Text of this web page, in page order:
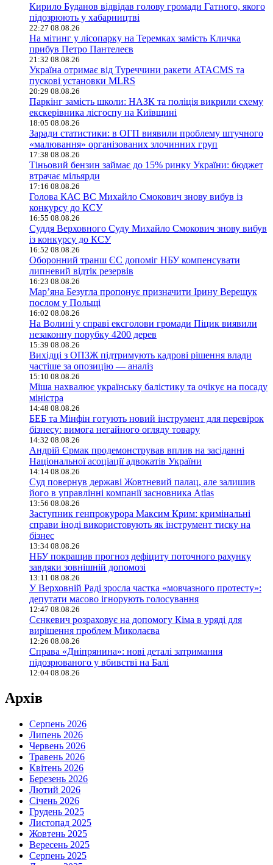
Кирило Буданов відвідав голову громади Гатного, якого
підозрюють у хабарництві
22:27 08.08.26
На мітинг у лісопарку на Теремках замість Кличка
прибув Петро Пантелеєв
21:32 08.08.26
Україна отримає від Туреччини ракети ATACMS та
пускові установки MLRS
20:29 08.08.26
Паркінг замість школи: НАЗК та поліція викрили схему
екскерівника лісгоспу на Київщині
18:05 08.08.26
Заради статистики: в ОГП виявили проблему штучного
«малювання» організованих злочинних груп
17:38 08.08.26
Тіньовий бензин займає до 15% ринку України: бюджет
втрачає мільярди
17:16 08.08.26
Голова КАС ВС Михайло Смокович знову вибув із
конкурсу до КСУ
16:55 08.08.26
Суддя Верховного Суду Михайло Смокович знову вибув
із конкурсу до КСУ
16:52 08.08.26
Оборонний транш ЄС допоміг НБУ компенсувати
липневий відтік резервів
16:23 08.08.26
Мар’яна Безугла пропонує призначити Ірину Верещук
послом у Польщі
16:02 08.08.26
На Волині у справі ексголови громади Піцик виявили
незаконну порубку 4200 дерев
15:39 08.08.26
Вихідці з ОПЗЖ підтримують кадрові рішення влади
частіше за опозицію — аналіз
15:10 08.08.26
Міша нахвалює українську балістику та очікує на посаду
міністра
14:48 08.08.26
БЕБ та Мінфін готують новий інструмент для перевірок
бізнесу: вимога негайного огляду товару
14:32 08.08.26
Андрій Єрмак продемонстрував вплив на засіданні
Національної асоціації адвокатів України
14:14 08.08.26
Суд повернув державі Жовтневий палац, але залишив
його в управлінні компанії засновника Atlas
13:56 08.08.26
Заступник генпрокурора Максим Крим: кримінальні
справи іноді використовують як інструмент тиску на
бізнес
13:34 08.08.26
НБУ покращив прогноз дефіциту поточного рахунку
завдяки зовнішній допомозі
13:11 08.08.26
У Верховній Раді зросла частка «мовчазного протесту»:
депутати масово ігнорують голосування
12:47 08.08.26
Сєнкевич розраховує на допомогу Кіма в уряді для
вирішення проблем Миколаєва
12:26 08.08.26
Справа «Дніпрянина»: нові деталі затримання
підозрюваного у вбивстві на Балі
12:04 08.08.26
Архів
Серпень 2026
Липень 2026
Червень 2026
Травень 2026
Квітень 2026
Березень 2026
Лютий 2026
Січень 2026
Грудень 2025
Листопад 2025
Жовтень 2025
Вересень 2025
Серпень 2025